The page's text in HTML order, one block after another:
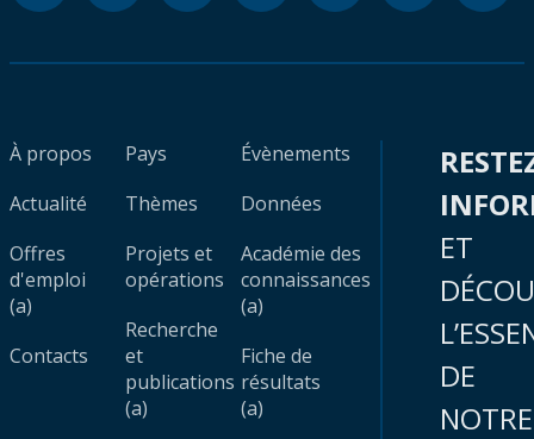
À propos
Actualité
Offres
d'emploi
(a)
Contacts
Pays
Thèmes
Projets et
opérations
Recherche
et
publications
(a)
Évènements
Données
Académie des
connaissances
(a)
Fiche de
résultats
(a)
ET
DE
NOTRE